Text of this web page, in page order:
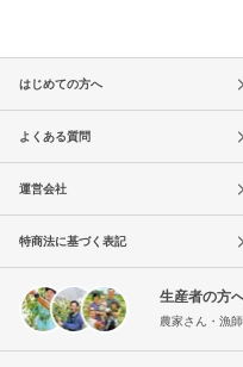
はじめての方へ
よくある質問
運営会社
特商法に基づく表記
生産者の方
農家さん・漁